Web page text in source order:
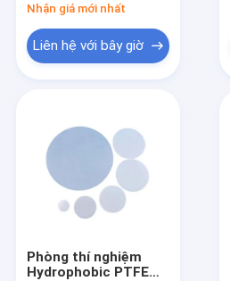
Nhận giá mới nhất
Liên hệ với bây giờ
Phòng thí nghiệm
Hydrophobic PTFE